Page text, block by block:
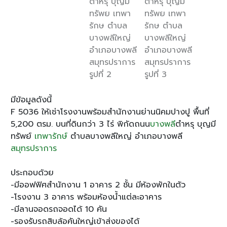
มีข้อมูลดังนี้
F 5036 ให้เช่าโรงงานพร้อมสำนักงานย่านนิคมปางปู พื้นที่
5,200 ตรม. บนที่ดินกว่า 3 ไร่ พิกัดถนนบางพลีตำหรุ บุญมี
ทรัพย์ เทพารักษ์ตำบลบางพลีใหญ่ อำเภอบางพลี
สมุทรปราการ
ประกอบด้วย
-มีออฟฟิศสำนักงาน 1 อาคาร 2 ชั้น มีห้องพักในตัว
-โรงงาน 3 อาคาร พร้อมห้องน้ำแต่ละอาคาร
-มีลานจอดรถจอดได้ 10 คัน
-รองรับรถสิบล้อคันใหญ่เข้าส่งของได้